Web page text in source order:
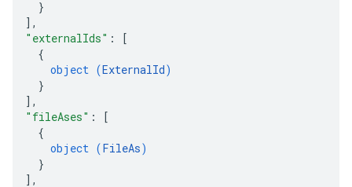
}
] ,
"externalIds" :
[
{
object (ExternalId)
}
] ,
"fileAses" :
[
{
object (FileAs)
}
] ,